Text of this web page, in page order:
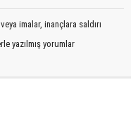
imalar, inançlara saldırı
yazılmış yorumlar